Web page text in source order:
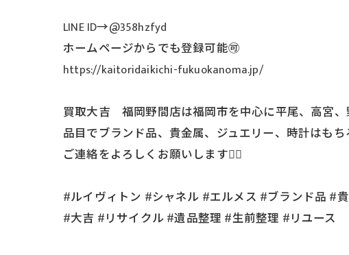
LINE ID→@358hzfyd
ホームページからでも登録可能🉑
https://kaitoridaikichi-fukuokanoma.jp/
買取大吉 福岡野間店は福岡市を中心に平尾、高宮
品目でブランド品、貴金属、ジュエリー、時計はも
ご連絡をよろしくお願いします🙇‍♂️
#ルイヴィトン #シャネル #エルメス #ブランド品 #
#大吉 #リサイクル #遺品整理 #生前整理 #リユース